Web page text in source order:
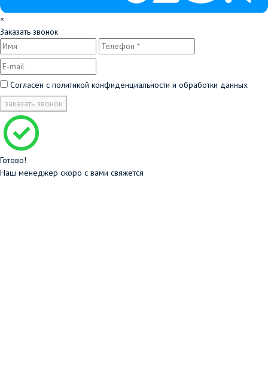
×
Заказать звонок
Согласен с политикой конфиденциальности и обработки данных
заказать звонок
Готово!
Наш менеджер скоро с вами свяжется